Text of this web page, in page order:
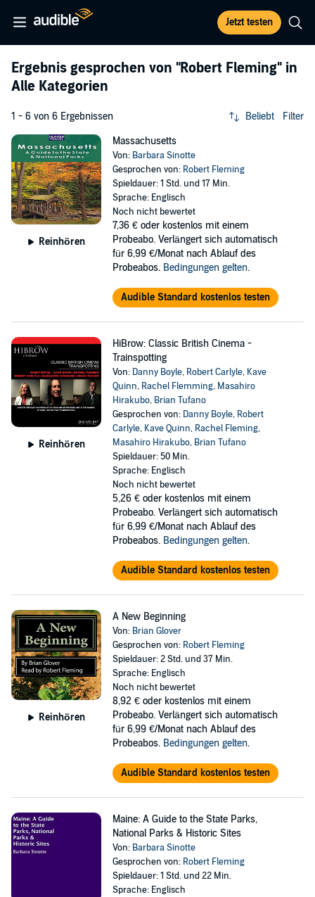
Jetzt testen
Ergebnis gesprochen von "Robert Fleming" in
Alle Kategorien
1 - 6 von 6 Ergebnissen Beliebt Filter
Reinhören
Massachusetts
Von: Barbara Sinotte
Gesprochen von: Robert Fleming
Spieldauer: 1 Std. und 17 Min.
Sprache: Englisch
Noch nicht bewertet
7,36 € oder kostenlos mit einem
Probeabo. Verlängert sich automatisch
für 6,99 €/Monat nach Ablauf des
Probeabos. Bedingungen gelten.
Audible Standard kostenlos testen
Reinhören
HiBrow: Classic British Cinema -
Trainspotting
Von: Danny Boyle, Robert Carlyle, Kave
Quinn, Rachel Flemming, Masahiro
Hirakubo, Brian Tufano
Gesprochen von: Danny Boyle, Robert
Carlyle, Kave Quinn, Rachel Fleming,
Masahiro Hirakubo, Brian Tufano
Spieldauer: 50 Min.
Sprache: Englisch
Noch nicht bewertet
5,26 € oder kostenlos mit einem
Probeabo. Verlängert sich automatisch
für 6,99 €/Monat nach Ablauf des
Probeabos. Bedingungen gelten.
Audible Standard kostenlos testen
Reinhören
A New Beginning
Von: Brian Glover
Gesprochen von: Robert Fleming
Spieldauer: 2 Std. und 37 Min.
Sprache: Englisch
Noch nicht bewertet
8,92 € oder kostenlos mit einem
Probeabo. Verlängert sich automatisch
für 6,99 €/Monat nach Ablauf des
Probeabos. Bedingungen gelten.
Audible Standard kostenlos testen
Maine: A Guide to the State Parks,
National Parks & Historic Sites
Von: Barbara Sinotte
Gesprochen von: Robert Fleming
Spieldauer: 1 Std. und 22 Min.
Sprache: Englisch